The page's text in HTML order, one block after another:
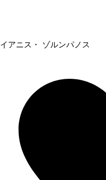
イアニス・ ゾルンパノス